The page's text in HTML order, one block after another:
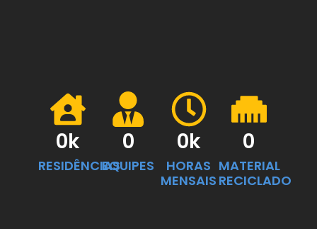
0k
RESIDÊNCIAS
0
EQUIPES
0k
HORAS
MENSAIS
0
MATERIAL
RECICLADO